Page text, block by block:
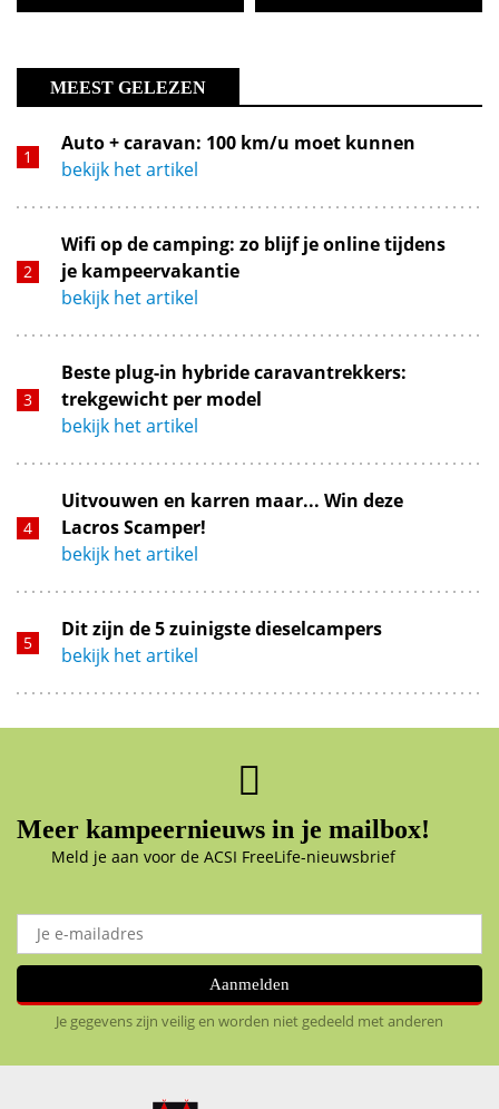
MEEST GELEZEN
Auto + caravan: 100 km/u moet kunnen
bekijk het artikel
Wifi op de camping: zo blijf je online tijdens
je kampeervakantie
bekijk het artikel
Beste plug-in hybride caravantrekkers:
trekgewicht per model
bekijk het artikel
Uitvouwen en karren maar... Win deze
Lacros Scamper!
bekijk het artikel
Dit zijn de 5 zuinigste dieselcampers
bekijk het artikel
Meer kampeernieuws in je mailbox!
Meld je aan voor de ACSI FreeLife-nieuwsbrief
Aanmelden
Je gegevens zijn veilig en worden niet gedeeld met anderen